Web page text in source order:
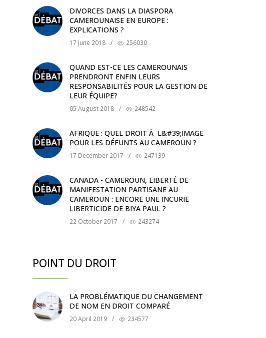
DIVORCES DANS LA DIASPORA
CAMEROUNAISE EN EUROPE :
EXPLICATIONS ?
17 June 2018 / 256030
QUAND EST-CE LES CAMEROUNAIS
PRENDRONT ENFIN LEURS
RESPONSABILITÉS POUR LA GESTION DE
LEUR ÉQUIPE?
05 August 2018 / 248542
AFRIQUE : QUEL DROIT À L&#39;IMAGE
POUR LES DÉFUNTS AU CAMEROUN ?
17 December 2017 / 247139
CANADA - CAMEROUN, LIBERTÉ DE
MANIFESTATION PARTISANE AU
CAMEROUN : ENCORE UNE INCURIE
LIBERTICIDE DE BIYA PAUL ?
22 October 2017 / 243274
POINT DU DROIT
LA PROBLÉMATIQUE DU CHANGEMENT
DE NOM EN DROIT COMPARÉ
20 April 2019 / 234577